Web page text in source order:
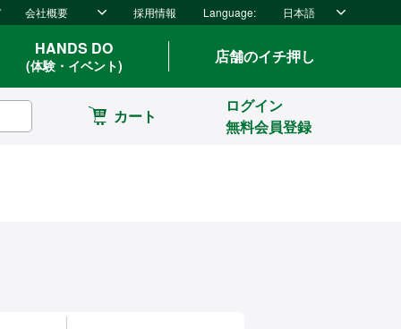
会社概要 採用情報 Language: 日本語
HANDS DO
(体験・イベント) 店舗のイチ押し
カート
ログイン
無料会員登録